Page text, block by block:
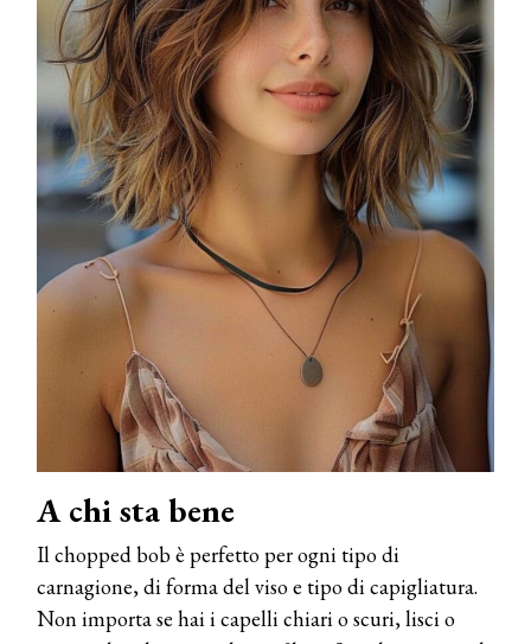
A chi sta bene
Il chopped bob è perfetto per ogni tipo di
carnagione, di forma del viso e tipo di capigliatura.
Non importa se hai i capelli chiari o scuri, lisci o